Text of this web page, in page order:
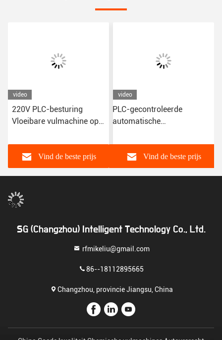
video
220V PLC-besturing
Vloeibare vulmachine op
vulmachine serie voor 5L
vat vloeibare producten
Vind de beste prijs
video
PLC-gecontroleerde
automatische
automatische vulmachine
voor vloeistof 5L vat
Vind de beste prijs
SG (Changzhou) Intelligent Technology Co., Ltd.
rfmikeliu@gmail.com
86--18112895665
Changzhou, provincie Jiangsu, China